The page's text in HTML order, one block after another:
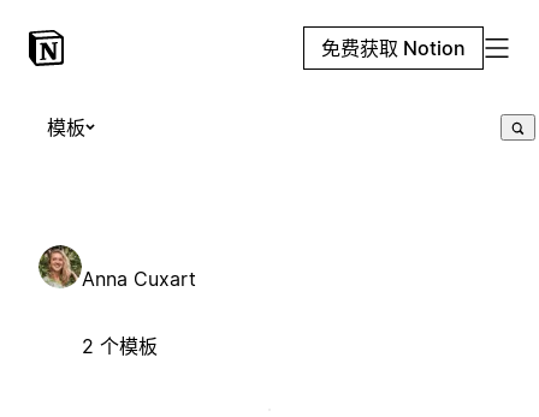
免费获取 Notion
模板
Anna Cuxart
2 个模板